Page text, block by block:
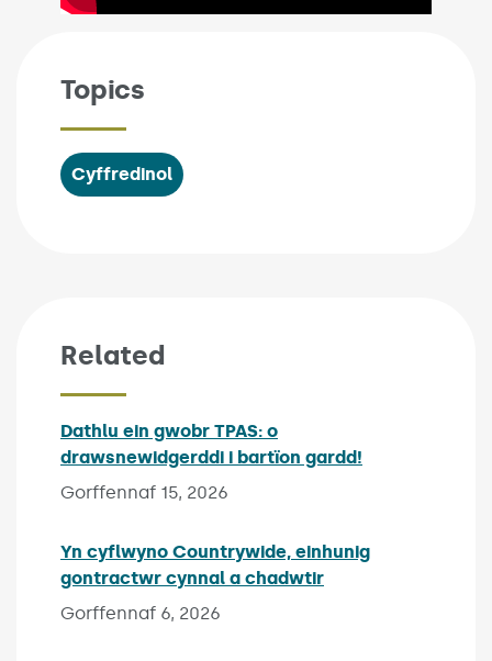
Topics
Cyffredinol
Related
Dathlu ein gwobr TPAS: o
drawsnewidgerddi i bartïon gardd!
Gorffennaf 15, 2026
Yn cyflwyno Countrywide, einhunig
gontractwr cynnal a chadwtir
Gorffennaf 6, 2026